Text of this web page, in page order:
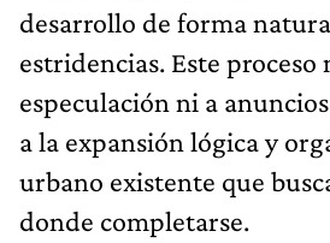
desarrollo de forma
estridencias. Este proceso
especulación ni a
a la expansión lógica y
urbano existente que
donde completarse.